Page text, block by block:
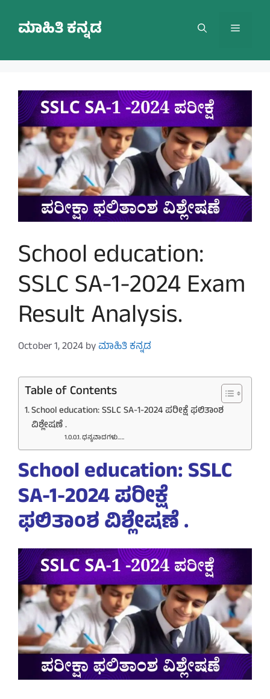
contentಮಾಹಿತಿ ಕನ್ನಡ Menu
School education:
SSLC SA-1-2024 Exam
Result Analysis.
October 1, 2024byಮಾಹಿತಿ ಕನ್ನಡ
Table of Contents
School education: SSLC SA-1-2024 ಪರೀಕ್ಷೆ ಫಲಿತಾಂಶ
ವಿಶ್ಲೇಷಣೆ .
ಧನ್ಯವಾದಗಳು…..
School education: SSLC
SA-1-2024 ಪರೀಕ್ಷೆ
ಫಲಿತಾಂಶ ವಿಶ್ಲೇಷಣೆ .